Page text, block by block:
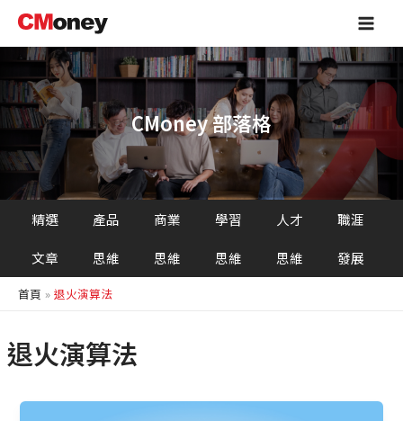
主
容
Main
CMoney 部落格
精選
文章
產品
思維
商業
思維
學習
思維
人才
思維
職涯
發展
首頁 退火演算法
退火演算法